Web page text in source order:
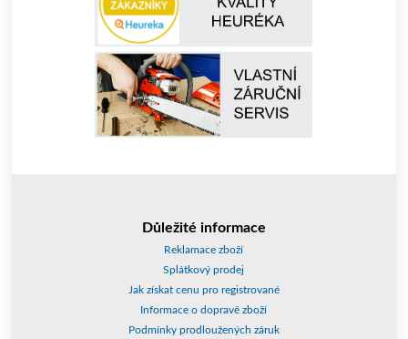
Důležité informace
Reklamace zboží
Splátkový prodej
Jak získat cenu pro registrované
Informace o dopravě zboží
Podmínky prodloužených záruk